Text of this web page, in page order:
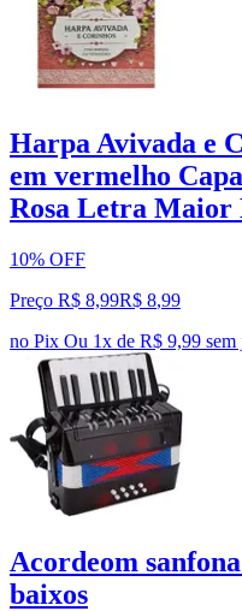
Harpa Avivada e
em vermelho
Rosa Letra Maior
10% OFF
Preço R$ 8,99R$ 8,99
no Pix Ou 1x de R$ 9,99 sem
Acordeom
baixos